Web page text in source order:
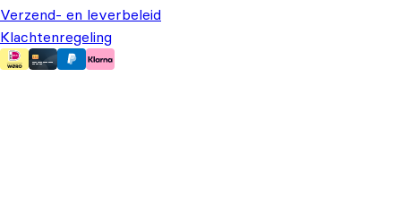
Verzend- en leverbeleid
Klachtenregeling